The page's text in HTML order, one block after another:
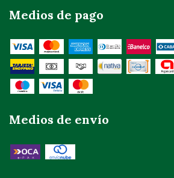
Medios de pago
Medios de envío